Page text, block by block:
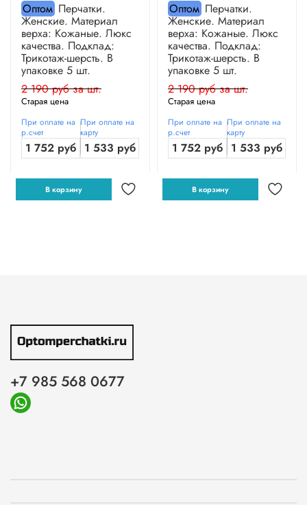
ОптомПерчатки.
Женские. Материал
верха: Кожаные. Люкс
качества. Подклад:
Трикотаж-шерсть. В
упаковке 5 шт.
2 190 руб за шт.
Старая цена
При оплате на
р.счет
1 752 руб
При оплате на
карту
1 533 руб
В корзину
ОптомПерчатки.
Женские. Материал
верха: Кожаные. Люкс
качества. Подклад:
Трикотаж-шерсть. В
упаковке 5 шт.
2 190 руб за шт.
Старая цена
При оплате на
р.счет
1 752 руб
При оплате на
карту
1 533 руб
В корзину
+7 985 568 0677